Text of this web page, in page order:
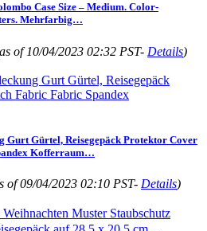
Case Size – Medium. Color-
Mehrfarbig…
of 10/04/2023 02:32 PST- Details)
Gurt Gürtel, Reisegepäck Protektor Cover
Kofferraum…
of 09/04/2023 02:10 PST- Details)